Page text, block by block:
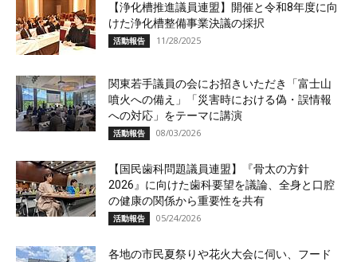
【浄化槽推進議員連盟】開催と令和8年度に向
けた浄化槽整備事業決議の採択
活動報告 11/28/2025
関東若手議員の会にお招きいただき「富士山
噴火への備え」「災害時における偽・誤情報
への対応」をテーマに講演
活動報告 08/03/2026
【国民歯科問題議員連盟】『骨太の方針
2026』に向けた歯科要望を議論、全身と口腔
の健康の関係から重要性を共有
活動報告 05/24/2026
各地の市民夏祭りや花火大会に伺い、フード